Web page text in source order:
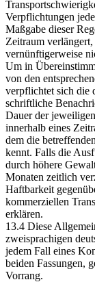
Verpflichtungen
Maßgabe dieser
Zeitraum
vernünftigerweise
Um in
von den
verpflichtet sich die
schriftliche
Dauer der
innerhalb eines
dem die
kennt. Falls die
durch höhere
Monaten zeitlich
Haftbarkeit
kommerziellen
erklären.
13.4 Diese
zweisprachigen
jedem Fall eines
beiden Fassungen,
Vorrang.